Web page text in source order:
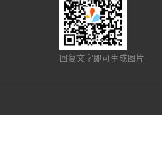
回复文字即可生成图片